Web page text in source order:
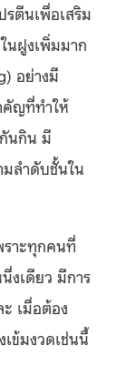
รตีนเพื่อเสริม
นฝูงเพิ่มมาก
อย่างมี
คัญที่ทำให้
นกิน มี
ลำดับชั้นใน
ราะทุกคนที่
งเดียว มีการ
เมื่อต้อง
ข้มงวดเช่นนี้